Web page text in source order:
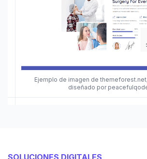
Ejemplo de imagen de
diseñado por